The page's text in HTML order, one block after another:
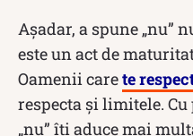
Așadar, a spune „nu”
este un act de
Oamenii carete
respecta și limitele.
„nu” îți aduce mai